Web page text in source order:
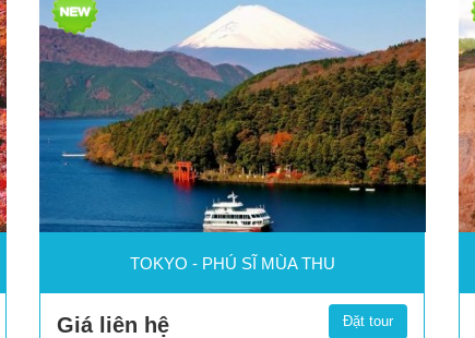
TOKYO - PHÚ SĨ MÙA THU
Giá liên hệ Đặt tour